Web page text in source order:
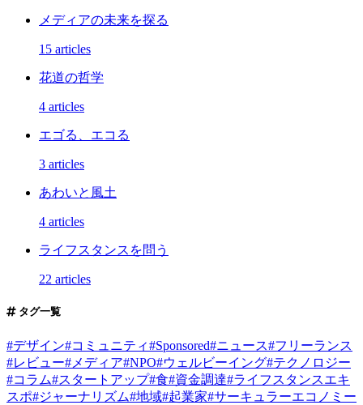
メディアの未来を探る
15 articles
花道の哲学
4 articles
エゴる、エコる
3 articles
あわいと風土
4 articles
ライフスタンスを問う
22 articles
タグ一覧
#デザイン#コミュニティ#Sponsored#ニュース#フリーランス
#レビュー# メディア#NPO#ウェルビーイング#テクノロジー
#コラム#スタートアップ#食#資金調達#ライフスタンスエキ
スポ#ジャーナリズム#地域#起業家#サーキュラーエコノミー